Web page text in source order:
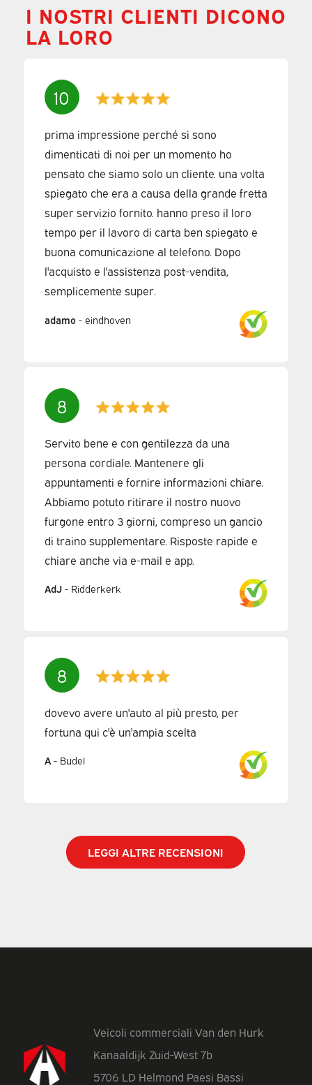
I NOSTRI CLIENTI DICONO
LA LORO
10
prima impressione perché si sono
dimenticati di noi per un momento ho
pensato che siamo solo un cliente. una volta
spiegato che era a causa della grande fretta
super servizio fornito. hanno preso il loro
tempo per il lavoro di carta ben spiegato e
buona comunicazione al telefono. Dopo
l'acquisto e l'assistenza post-vendita,
semplicemente super.
adamo - eindhoven
8
Servito bene e con gentilezza da una
persona cordiale. Mantenere gli
appuntamenti e fornire informazioni chiare.
Abbiamo potuto ritirare il nostro nuovo
furgone entro 3 giorni, compreso un gancio
di traino supplementare. Risposte rapide e
chiare anche via e-mail e app.
AdJ- Ridderkerk
8
dovevo avere un'auto al più presto, per
fortuna qui c'è un'ampia scelta
A- Budel
LEGGI ALTRE RECENSIONI
Veicoli commerciali Van den Hurk
Kanaaldijk Zuid-West 7b
5706 LD Helmond Paesi Bassi